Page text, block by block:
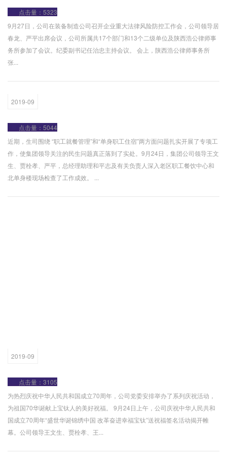
点击量：5323
9月27日，公司在装备制造公司召开企业重大法律风险防控工作会，公司领导居
春龙、严平出席会议，公司所属共17个部门和13个二级单位及陕西浩公律师事
务所参加了会议。纪委副书记任治忠主持会议。 会上，陕西浩公律师事务所
张...
2019-09
点击量：5044
近期，生司围绕 “职工就餐管理”和“单身职工住宿”两方面问题扎实开展了专项工
作，使集团领导关注的民生问题真正落到了实处。9月24日，集团公司领导王文
生、贾栓孝、严平，总经理助理和平志及有关负责人深入老区职工餐饮中心和
北单身楼现场检查了工作成效。 ...
2019-09
点击量：3105
为热烈庆祝中华人民共和国成立70周年，公司党委安排举办了系列庆祝活动，
为祖国70华诞献上宝钛人的美好祝福。 9月24日上午，公司庆祝中华人民共和
国成立70周年“盛世华诞锦绣中国 改革奋进幸福宝钛”送祝福签名活动揭开帷
幕。公司领导王文生、贾栓孝、王...